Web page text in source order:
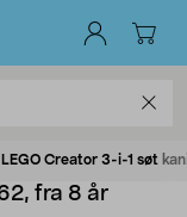
LEGO Creator 3-i-1 søt
fra 8 år